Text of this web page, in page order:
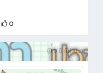
0
9 ปี ที่ผ่านมา